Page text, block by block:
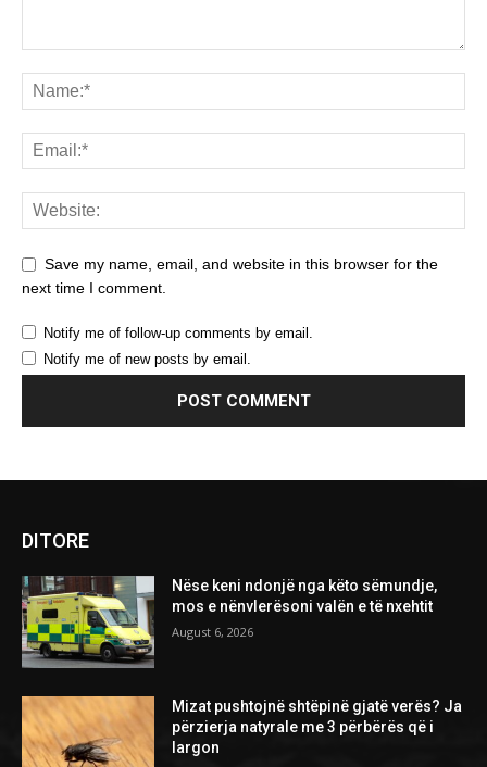
Save my name, email, and website in this browser for the
next time I comment.
Notify me of follow-up comments by email.
Notify me of new posts by email.
DITORE
Nëse keni ndonjë nga këto sëmundje,
mos e nënvlerësoni valën e të nxehtit
August 6, 2026
Mizat pushtojnë shtëpinë gjatë verës? Ja
përzierja natyrale me 3 përbërës që i
largon